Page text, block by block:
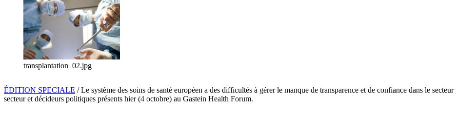
transplantation_02.jpg
ÉDITION SPECIALE / Le système des soins de santé européen a des difficultés à gérer le manque de transparence et de confiance dans le
secteur et décideurs politiques présents hier (4 octobre) au Gastein Health Forum.